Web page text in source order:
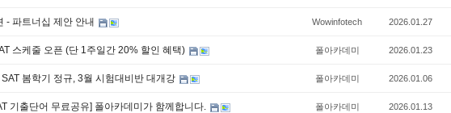
- 파트너십 제안 안내 Wowinfotech 2026.01.27
스케줄 오픈 (단 1주일간 20% 할인 혜택) 폴아카데미 2026.01.23
봄학기 정규, 3월 시험대비반 대개강 폴아카데미 2026.01.06
기출단어 무료공유] 폴아카데미가 함께합니다. 폴아카데미 2026.01.13